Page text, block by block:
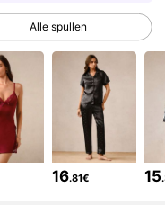
Alle spullen
16.81€ 15